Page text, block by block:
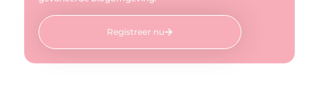
Registreer nu